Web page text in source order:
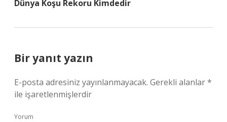
Dünya Koşu Rekoru Kimdedir
Bir yanıt yazın
E-posta adresiniz yayınlanmayacak. Gerekli alanlar*
ile işaretlenmişlerdir
Yorum